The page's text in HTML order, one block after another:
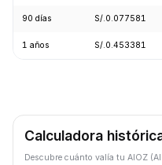
90 días S/.0.077581
1 años S/.0.453381
Calculadora
Descubre cuánto valía tu AIOZ